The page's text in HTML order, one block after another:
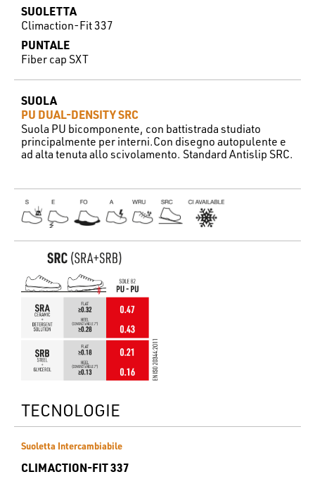
SUOLETTA
Climaction-Fit 337
PUNTALE
Fiber cap SXT
SUOLA
PU DUAL-DENSITY SRC
Suola PU bicomponente, con battistrada studiato
principalmente per interni.Con disegno autopulente e
ad alta tenuta allo scivolamento. Standard Antislip SRC.
TECNOLOGIE
Suoletta Intercambiabile
CLIMACTION-FIT 337